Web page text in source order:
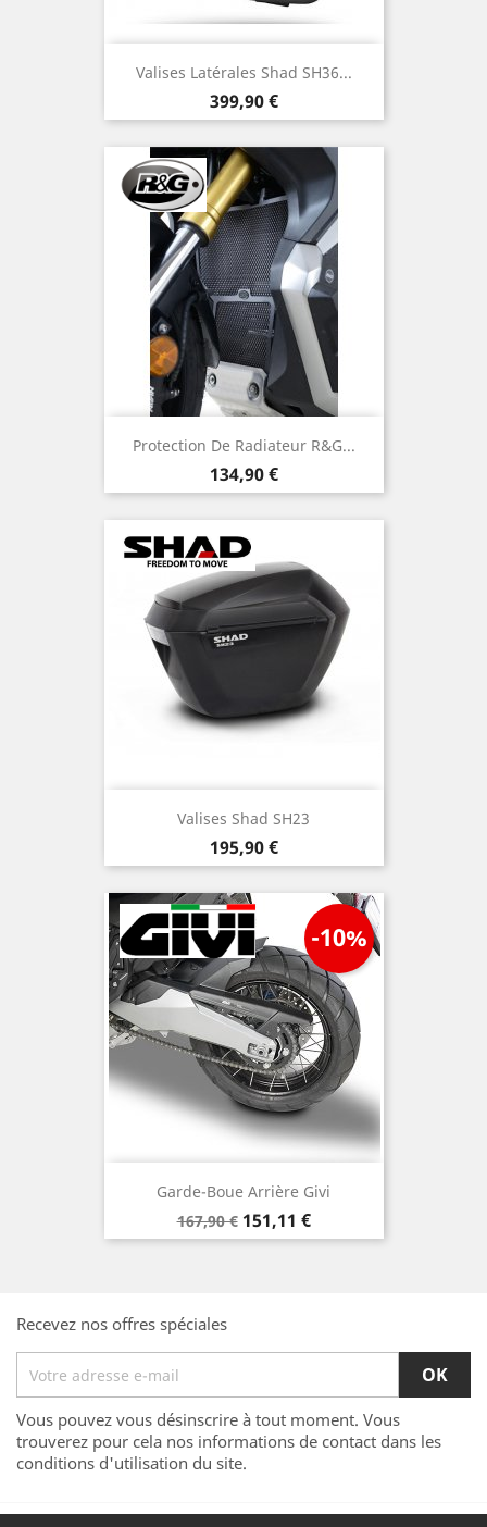
Valises Latérales Shad SH36...
Prix
399,90 €
Protection De Radiateur R&G...
Prix
134,90 €
Valises Shad SH23
Prix
195,90 €
Garde-Boue Arrière Givi
Prix
de
167,90 €
-10%
Prix
151,11 €
Recevez nos offres spéciales
Vous pouvez vous désinscrire à tout moment. Vous
trouverez pour cela nos informations de contact dans les
conditions d'utilisation du site.